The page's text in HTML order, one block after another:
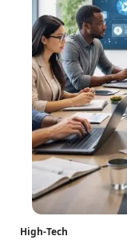
High-Tech